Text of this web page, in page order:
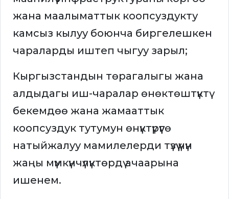
жана маалыматтык коопсуздукту
камсыз кылуу боюнча биргелешкен
чараларды иштеп чыгуу зарыл;
Кыргызстандын төрагалыгы жана
алдыдагы иш-чаралар өнөктөштүктү
бекемдөө жана жамааттык
коопсуздук тутумун өнүктүрүүгө
натыйжалуу мамилелерди түзүү үчүн
жаңы мүмкүнчүлүктөрдү ачаарына
ишенем.